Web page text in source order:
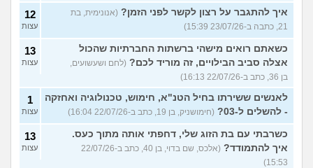
איך להתגבר על רצון לקשר לפני הזמן? (אנונימית, בת
21, כתבה ב-23/07/26 15:39)
12
עצות
כשאתם רואים מישהי ברשתות החברתיות שהכול
אצלה סביב הבילויים, זה מוריד לכם? (לחם ושעשועים,
בן 36, כתב ב-22/07/26 16:13)
13
עצות
לאנשים ששירתו בחיל הטנ"א, חימוש, טכנולוגיה ואחזקה
- להשלים ל-03?
(חימושניק, בן 19, כתב ב-22/07/26 16:04)
1
עצות
כשרבתי עם בת הזוג שלי, דחפתי אותה מתוך כעס.
איך להתמודד?
(אלכס, שם בדוי, בן 40, כתב ב-22/07/26
15:53)
13
עצות